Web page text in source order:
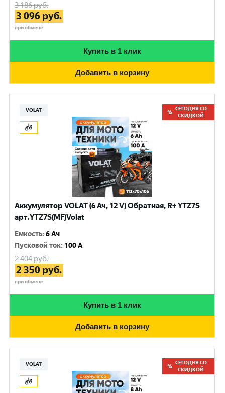
3 186руб.
3 096 руб.
при обмене
Купить в 1 клик
Добавить в корзину
VOLAT
СЕГОДНЯ СО
СКИДКОЙ
Аккумулятор VOLAT (6 Ач, 12 V) Обратная, R+ YTZ7S
арт.YTZ7S(MF)Volat
Емкость:6 Ач
Пусковой ток: 100 A
2 404руб.
2 350 руб.
при обмене
Купить в 1 клик
Добавить в корзину
VOLAT
СЕГОДНЯ СО
СКИДКОЙ